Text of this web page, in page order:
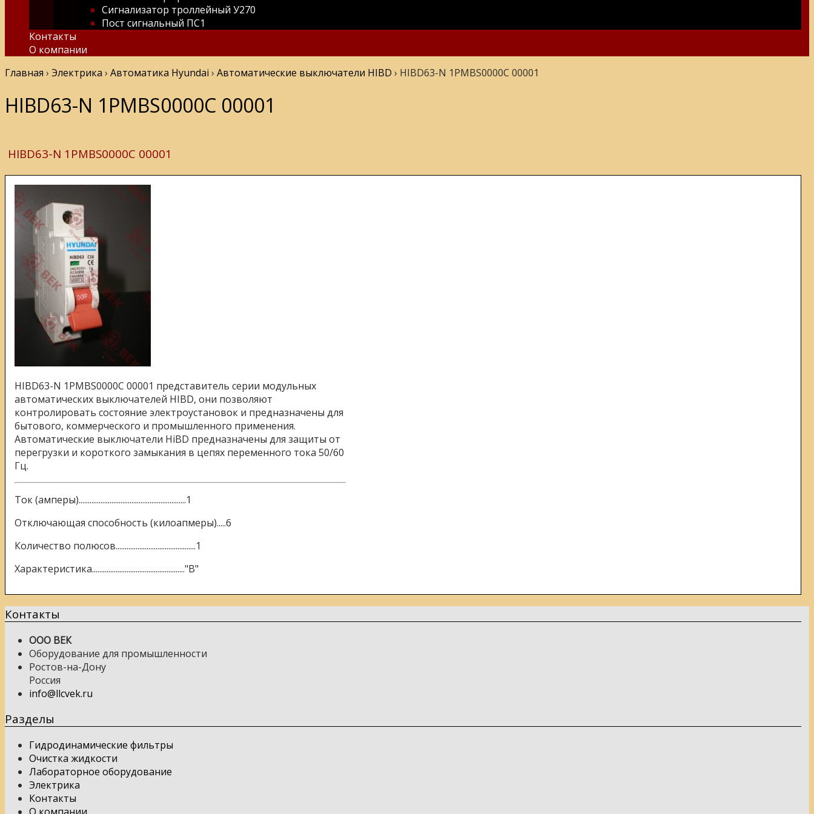
Сигнализатор троллейный У270
Пост сигнальный ПС1
Контакты
О компании
Главная › Электрика › Автоматика Hyundai › Автоматические выключатели HIBD › HIBD63-N 1PMBS0000C 00001
HIBD63-N 1PMBS0000C 00001
HIBD63-N 1PMBS0000C 00001
HIBD63-N 1PMBS0000C 00001 представитель серии модульных
автоматических выключателей HIBD, они позволяют
контролировать состояние электроустановок и предназначены для
бытового, коммерческого и промышленного применения.
Автоматические выключатели HiBD предназначены для защиты от
перегрузки и короткого замыкания в цепях переменного тока 50/60
Гц.
Ток (амперы)...........................................................1
Отключающая способность (килоапмеры).....6
Количество полюсов............................................1
Характеристика..................................................."B"
Контакты
ООО ВЕК
Оборудование для промышленности
Ростов-на-Дону
Россия
info@llcvek.ru
Разделы
Гидродинамические фильтры
Очистка жидкости
Лабораторное оборудование
Электрика
Контакты